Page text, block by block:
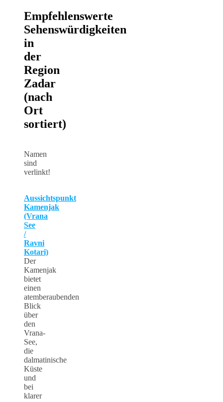
Empfehlenswerte
Sehenswürdigkeiten
in
der
Region
Zadar
(nach
Ort
sortiert)
Namen
sind
verlinkt!
Aussichtspunkt
Kamenjak
(Vrana
See
/
Ravni
Kotari)
Der
Kamenjak
bietet
einen
atemberaubenden
Blick
über
den
Vrana-
See,
die
dalmatinische
Küste
und
bei
klarer